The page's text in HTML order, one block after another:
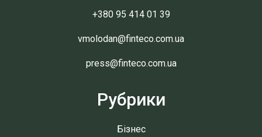
+380 95 414 01 39
vmolodan@finteco.com.ua
press@finteco.com.ua
Рубрики
Бізнес